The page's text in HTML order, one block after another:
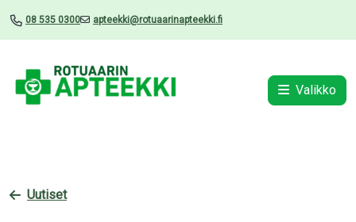
08 535 0300 apteekki@rotuaarinapteekki.fi
Valikko
Uutiset